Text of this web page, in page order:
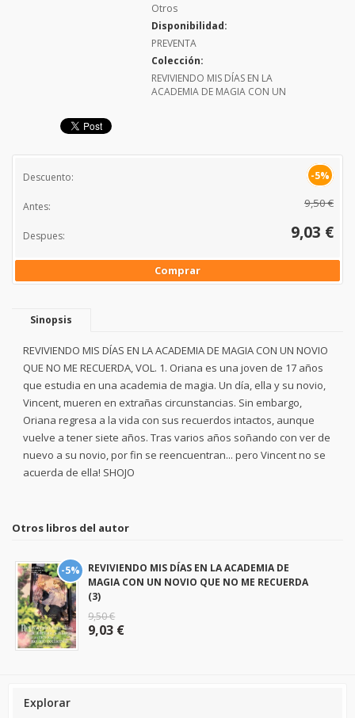
Otros
Disponibilidad:
PREVENTA
Colección:
REVIVIENDO MIS DÍAS EN LA
ACADEMIA DE MAGIA CON UN
Descuento: -5%
Antes: 9,50 €
Despues: 9,03 €
Comprar
Sinopsis
REVIVIENDO MIS DÍAS EN LA ACADEMIA DE MAGIA CON UN NOVIO
QUE NO ME RECUERDA, VOL. 1. Oriana es una joven de 17 años
que estudia en una academia de magia. Un día, ella y su novio,
Vincent, mueren en extrañas circunstancias. Sin embargo,
Oriana regresa a la vida con sus recuerdos intactos, aunque
vuelve a tener siete años. Tras varios años soñando con ver de
nuevo a su novio, por fin se reencuentran... pero Vincent no se
acuerda de ella! SHOJO
Otros libros del autor
-5%
REVIVIENDO MIS DÍAS EN LA ACADEMIA DE
MAGIA CON UN NOVIO QUE NO ME RECUERDA
(3)
9,50 €
9,03 €
Explorar